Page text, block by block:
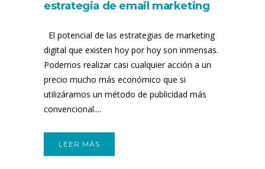
estrategia de email marketing
El potencial de las estrategias de marketing
digital que existen hoy por hoy son inmensas.
Podemos realizar casi cualquier acción a un
precio mucho más económico que si
utilizáramos un método de publicidad más
convencional....
LEER MÁS